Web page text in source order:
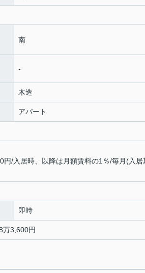
南
-
木造
アパート
/入居時、以降は月額賃料の1％/毎月(入居
即時
万3,600円